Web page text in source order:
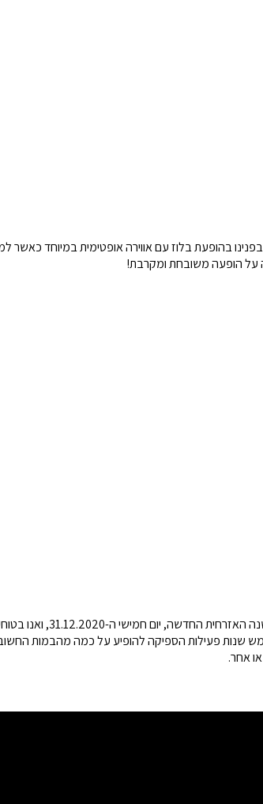
בהופעת בלוז עם אווירה אופטימית במיוחד
על הופעה משובחת ומקרבת!
ואנו בטוחים שזו תהיה פתיחה נהדרת לשנה החדשה.
אחר.